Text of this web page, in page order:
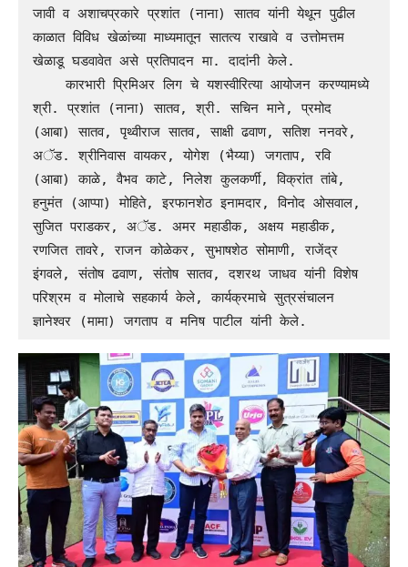
जावी व अशाचप्रकारे प्रशांत (नाना) सातव यांनी येथून पुढील
काळात विविध खेळांच्या माध्यमातून सातत्य राखावे व उत्तोमत्तम
खेळाडू घडवावेत असे प्रतिपादन मा. दादांनी केले.
    कारभारी प्रिमिअर लिग चे यशस्वीरित्या आयोजन करण्यामध्ये
श्री. प्रशांत (नाना) सातव, श्री. सचिन माने, प्रमोद
(आबा) सातव, पृथ्वीराज सातव, साक्षी ढवाण, सतिश ननवरे,
अॅड. श्रीनिवास वायकर, योगेश (भैय्या) जगताप, रवि
(आबा) काळे, वैभव काटे, निलेश कुलकर्णी, विक्रांत तांबे,
हनुमंत (आप्पा) मोहिते, इरफानशेठ इनामदार, विनोद ओसवाल,
सुजित पराडकर, अॅड. अमर महाडीक, अक्षय महाडीक,
रणजित तावरे, राजन कोळेकर, सुभाषशेठ सोमाणी, राजेंद्र
इंगवले, संतोष ढवाण, संतोष सातव, दशरथ जाधव यांनी विशेष
परिश्रम व मोलाचे सहकार्य केले, कार्यक्रमाचे सुत्रसंचालन
ज्ञानेश्वर (मामा) जगताप व मनिष पाटील यांनी केले.